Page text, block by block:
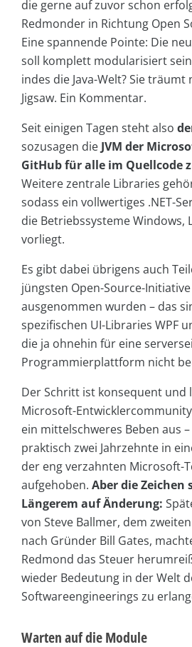
die gerne auf zuvor schon
Redmonder in Richtung Open
Eine spannende Pointe: Die
soll komplett modularisiert
indes die Java-Welt? Sie
Jigsaw. Ein Kommentar.
Seit einigen Tagen steht also
sozusagen die JVM der
GitHub für alle im Quellcode
Weitere zentrale Libraries
sodass ein vollwertiges .NET-
die Betriebssysteme Windows,
vorliegt.
Es gibt dabei übrigens auch
jüngsten Open-Source-
ausgenommen wurden – das
spezifischen UI-Libraries WPF
die ja ohnehin für eine
Programmierplattform nicht
Der Schritt ist konsequent und
Microsoft-
ein mittelschweres Beben aus
praktisch zwei Jahrzehnte in
der eng verzahnten Microsoft-
aufgehoben. Aber die Zeichen
Längerem auf Änderung:
von Steve Ballmer, dem
nach Gründer Bill Gates,
Redmond das Steuer
wieder Bedeutung in der Welt
Softwareengineerings zu
Warten auf die Module